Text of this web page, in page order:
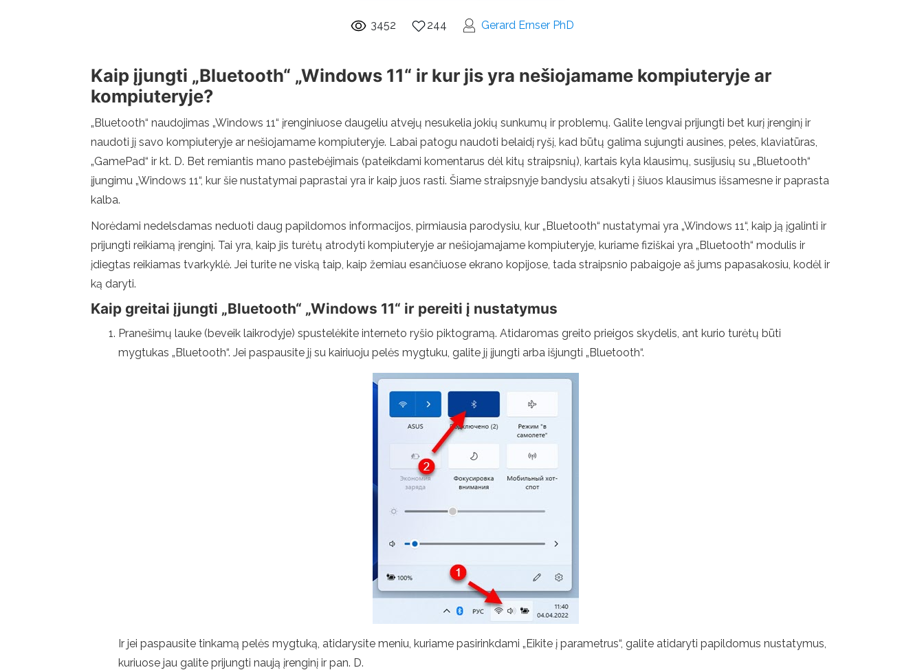
3452 244 Gerard Ernser PhD
Kaip įjungti „Bluetooth“ „Windows 11“ ir kur jis yra nešiojamame kompiuteryje ar
kompiuteryje?
„Bluetooth“ naudojimas „Windows 11“ įrenginiuose daugeliu atvejų nesukelia jokių sunkumų ir problemų. Galite lengvai prijungti bet kurį įrenginį ir
naudoti jį savo kompiuteryje ar nešiojamame kompiuteryje. Labai patogu naudoti belaidį ryšį, kad būtų galima sujungti ausines, peles, klaviatūras,
„GamePad“ ir kt. D. Bet remiantis mano pastebėjimais (pateikdami komentarus dėl kitų straipsnių), kartais kyla klausimų, susijusių su „Bluetooth“
įjungimu „Windows 11“, kur šie nustatymai paprastai yra ir kaip juos rasti. Šiame straipsnyje bandysiu atsakyti į šiuos klausimus išsamesne ir paprasta
kalba.
Norėdami nedelsdamas neduoti daug papildomos informacijos, pirmiausia parodysiu, kur „Bluetooth“ nustatymai yra „Windows 11“, kaip ją įgalinti ir
prijungti reikiamą įrenginį. Tai yra, kaip jis turėtų atrodyti kompiuteryje ar nešiojamajame kompiuteryje, kuriame fiziškai yra „Bluetooth“ modulis ir
įdiegtas reikiamas tvarkyklė. Jei turite ne viską taip, kaip žemiau esančiuose ekrano kopijose, tada straipsnio pabaigoje aš jums papasakosiu, kodėl ir
ką daryti.
Kaip greitai įjungti „Bluetooth“ „Windows 11“ ir pereiti į nustatymus
Pranešimų lauke (beveik laikrodyje) spustelėkite interneto ryšio piktogramą. Atidaromas greito prieigos skydelis, ant kurio turėtų būti
mygtukas „Bluetooth“. Jei paspausite jį su kairiuoju pelės mygtuku, galite jį įjungti arba išjungti „Bluetooth“.
Ir jei paspausite tinkamą pelės mygtuką, atidarysite meniu, kuriame pasirinkdami „Eikite į parametrus“, galite atidaryti papildomus nustatymus,
kuriuose jau galite prijungti naują įrenginį ir pan. D.